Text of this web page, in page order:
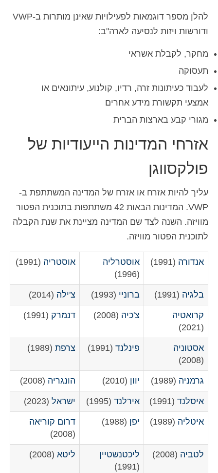
להלן מספר דוגמאות לפעילויות שאינן מותרות ב-VWP
ודורשות ויזות לנסיעה לארה"ב:
מחקר, לקבלת אשראי
תעסוקה
לעבוד כעיתונות זרה, רדיו, קולנוע, עיתונאים או
אמצעי תקשורת מידע אחרים
מגורי קבע בארצות הברית
אזרחי המדינות הייעודיות של
פולקסווגן
עליך להיות אזרח או אזרח של המדינה המשתתפת ב-
VWP. המדינות הבאות 42 משתתפות בתוכנית הפטור
מוויזה. השנה לצד שם המדינה מציינת את שנת הקבלה
לתוכנית הפטור מוויזה.
אנדורה (1991)
אוסטרליה
(1996)
אוסטריה (1991)
בלגיה (1991) ברוניי (1993) צ'ילה (2014)
קרואטיה
(2021)
צ'כיה (2008) דנמרק (1991)
אסטוניה
(2008)
פינלנד (1991) צרפת (1989)
גרמניה (1989) יוון (2010) הונגריה (2008)
איסלנד (1991) אירלנד (1995) ישראל (2023)
איטליה (1989) יפן (1988)
דרום קוריאה
(2008)
לטביה (2008)
ליכטנשטיין
(1991)
ליטא (2008)